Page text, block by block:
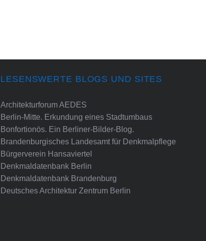
LESENSWERTE BLOGS UND SITES
Architekturforum AEDES
Berlin-Mitte. Erkundung eines Stadtumbaus
Bonfortionös. Ein Berliner-Bilder-Blog.
Brandenburgisches Landesamt für Denkmalpflege
Bürgerverein Hansaviertel
Denkmaldatenbank Berlin
Denkmaldatenbank Brandenburg
Deutsches Architektur Zentrum Berlin